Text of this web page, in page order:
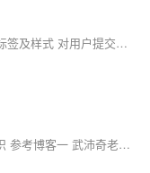
一、form组件的主要功能： 生成页面的HTML标签及样式 对用户提交的数据进行校验 自动生成错误信息 保留上次输入信息 二、使用form组件实现注册功能 1、在Django项目下创建一个文件夹，在文件夹中创建一个朋友文件，名字随便起，之后在py文...
ModelForm 请参考官方文档 一、Form组件初识 参考博客一 武沛奇老师博客参考博客二 Django的Form主要具有一下几大功能： 生成HTML标签 验证用户数据（显示错误信息） HTML Form提交保留上次提交数据 初始化页面显示内容 models.